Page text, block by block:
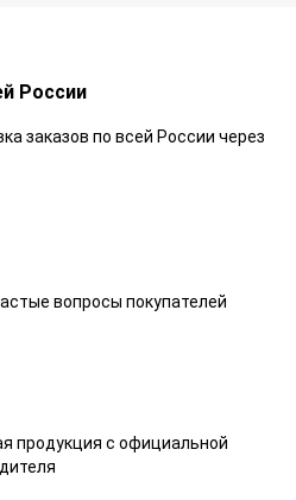
России
заказов по всей России через
вопросы покупателей
продукция с официальной